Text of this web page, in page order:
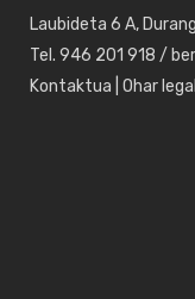
Laubideta 6 A,
Tel. 946 201 918 /
Kontaktua Ohar